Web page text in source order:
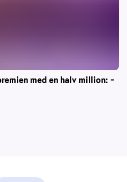
med en halv million: –